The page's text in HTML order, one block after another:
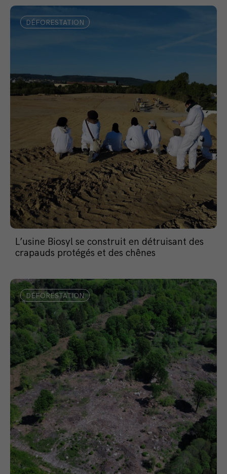
DÉFORESTATION
L’usine Biosyl se construit en détruisant des
crapauds protégés et des chênes
DÉFORESTATION